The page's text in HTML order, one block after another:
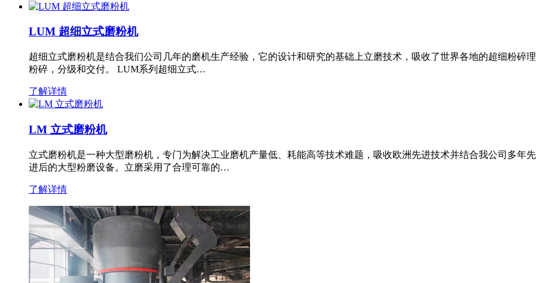
LUM 超细立式磨粉机
超细立式磨粉机是结合我们公司几年的磨机生产经验，它的设计和研究的基础上立磨技术，吸收了世界各地的超细粉碎
粉碎，分级和交付。 LUM系列超细立式…
了解详情
LM 立式磨粉机
立式磨粉机是一种大型磨粉机，专门为解决工业磨机产量低、耗能高等技术难题，吸收欧洲先进技术并结合我公司多年
进后的大型粉磨设备。立磨采用了合理可靠的…
了解详情